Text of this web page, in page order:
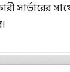
সার্ভারের